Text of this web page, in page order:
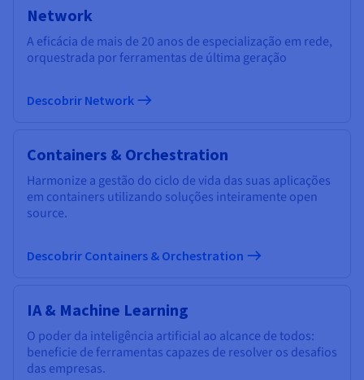
Network
A eficácia de mais de 20 anos de especialização em rede,
orquestrada por ferramentas de última geração
Descobrir Network
Containers & Orchestration
Harmonize a gestão do ciclo de vida das suas aplicações
em containers utilizando soluções inteiramente open
source.
Descobrir Containers & Orchestration
IA & Machine Learning
O poder da inteligência artificial ao alcance de todos:
beneficie de ferramentas capazes de resolver os desafios
das empresas.